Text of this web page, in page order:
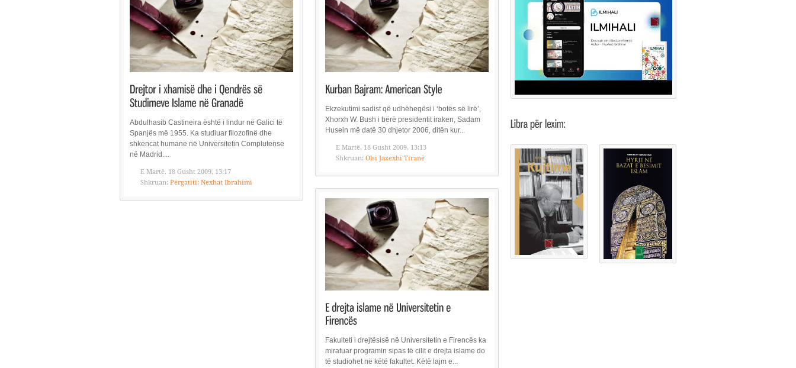
Abdulhasib Castineira është i lindur në Galici të
Spanjës më 1955. Ka studiuar filozofinë dhe
shkencat humane në Universitetin Complutense
në Madrid....
E Martë, 18 Gusht 2009, 13:17
Shkruan: Përgatiti: Nexhat Ibrahimi
Ekzekutimi sadist që udhëheqësi i ‘botës së lirë’,
Xhorxh W. Bush i bërë presidentit iraken, Sadam
Husein më datë 30 dhjetor 2006, ditën kur...
E Martë, 18 Gusht 2009, 13:13
Shkruan: Olsi Jazexhi Tiranë
Fakulteti i drejtësisë në Universitetin e Firencës ka
miratuar programin sipas të cilit e drejta islame do
të studiohet në këtë fakultet. Këtë lajm e...